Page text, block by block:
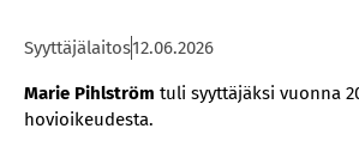
Syyttäjälaitos12.06.2026
Marie Pihlström tuli syyttäjäksi vuonna
hovioikeudesta.